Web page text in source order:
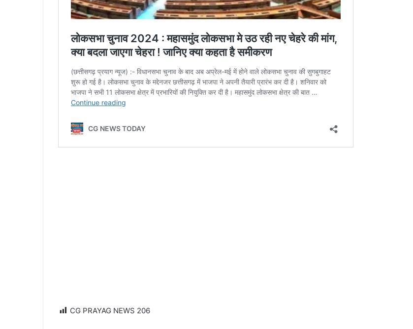
CG PRAYAG NEWS 206